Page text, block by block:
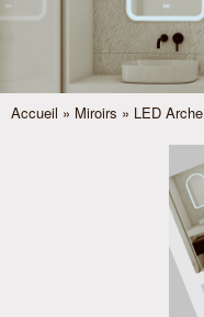
Accueil » Miroirs » LED Arche